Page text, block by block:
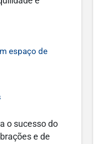
espaço de
o sucesso do
e de